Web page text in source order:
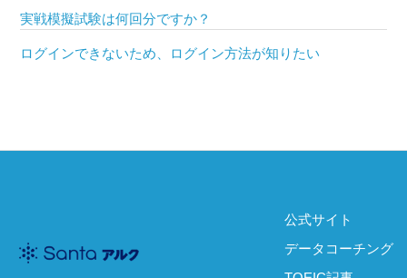
実戦模擬試験は何回分ですか？
ログインできないため、ログイン方法が知りたい
公式サイト
データコーチング